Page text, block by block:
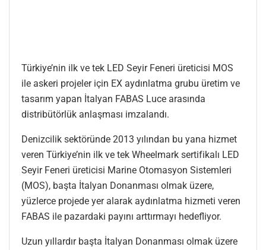
Türkiye’nin ilk ve tek LED Seyir Feneri üreticisi MOS
ile askeri projeler için EX aydınlatma grubu üretim ve
tasarım yapan İtalyan FABAS Luce arasında
distribütörlük anlaşması imzalandı.
Denizcilik sektöründe 2013 yılından bu yana hizmet
veren Türkiye’nin ilk ve tek Wheelmark sertifikalı LED
Seyir Feneri üreticisi Marine Otomasyon Sistemleri
(MOS), başta İtalyan Donanması olmak üzere,
yüzlerce projede yer alarak aydınlatma hizmeti veren
FABAS ile pazardaki payını arttırmayı hedefliyor.
Uzun yıllardır başta İtalyan Donanması olmak üzere